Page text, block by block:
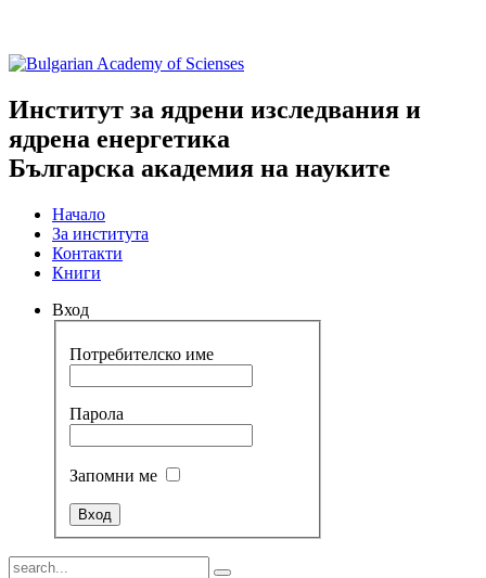
Институт за ядрени изследвания и
ядрена енергетика
Българска академия на науките
Начало
За института
Контакти
Книги
Вход
Потребителско име
Парола
Запомни ме